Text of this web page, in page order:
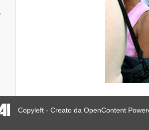
Copyleft - Creato da OpenContent